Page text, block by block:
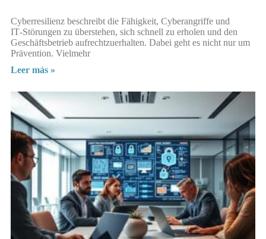
Cyberresilienz beschreibt die Fähigkeit, Cyberangriffe und
IT‑Störungen zu überstehen, sich schnell zu erholen und den
Geschäftsbetrieb aufrechtzuerhalten. Dabei geht es nicht nur um
Prävention. Vielmehr
Leer más »